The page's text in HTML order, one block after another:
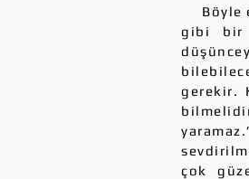
Böyle
gibi bir
gerekir.
çok